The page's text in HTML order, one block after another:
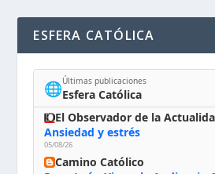
ESFERA CATÓLICA
🌐Últimas publicaciones
Esfera Católica
El Observador de la
Ansiedad y estrés
05/08/26
Camino Católico